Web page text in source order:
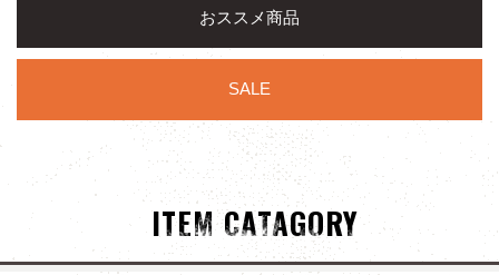
おススメ商品
SALE
ITEM CATAGORY